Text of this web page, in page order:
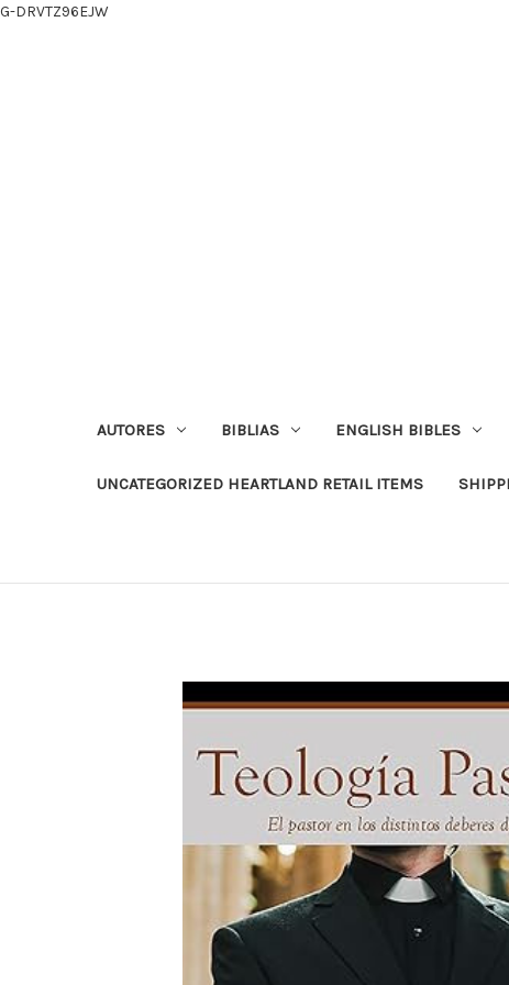
G-DRVTZ96EJW
AUTORES BIBLIAS ENGLISH BIBLES
UNCATEGORIZED HEARTLAND RETAIL ITEMS